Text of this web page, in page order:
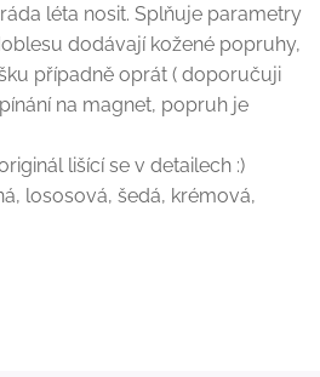
léta nosit. Splňuje parametry
dodávají kožené popruhy,
případně oprát ( doporučuji
na magnet, popruh je
lišící se v detailech :)
lososová, šedá, krémová,